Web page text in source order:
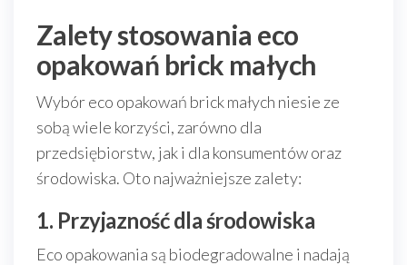
Zalety stosowania eco
opakowań brick małych
Wybór eco opakowań brick małych niesie ze
sobą wiele korzyści, zarówno dla
przedsiębiorstw, jak i dla konsumentów oraz
środowiska. Oto najważniejsze zalety:
1. Przyjazność dla środowiska
Eco opakowania są biodegradowalne i nadają